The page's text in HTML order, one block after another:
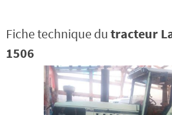
Fiche technique dutracteur
1506